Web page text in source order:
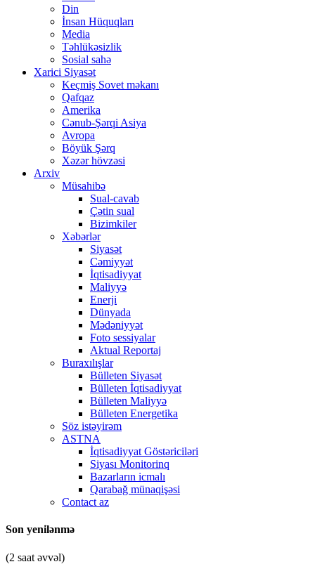
Din
İnsan Hüquqları
Media
Təhlükəsizlik
Sosial sahə
Xarici Siyasət
Keçmiş Sovet məkanı
Qafqaz
Amerika
Cənub-Şərqi Asiya
Avropa
Böyük Şərq
Xəzər hövzəsi
Arxiv
Müsahibə
Sual-cavab
Çətin sual
Bizimkiler
Xəbərlər
Siyasət
Cəmiyyət
İqtisadiyyat
Maliyyə
Enerji
Dünyada
Mədəniyyət
Foto sessiyalar
Aktual Reportaj
Buraxılışlar
Bülleten Siyasət
Bülleten İqtisadiyyat
Bülleten Maliyyə
Bülleten Energetika
Söz istəyirəm
ASTNA
İqtisadiyyat Göstəriciləri
Siyası Monitorinq
Bazarların icmalı
Qarabağ münaqişəsi
Contact az
Son yenilənmə
(2 saat əvvəl)